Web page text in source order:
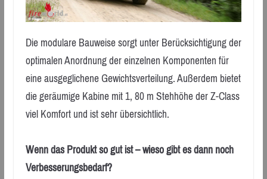
Die modulare Bauweise sorgt unter Berücksichtigung der
optimalen Anordnung der einzelnen Komponenten für
eine ausgeglichene Gewichtsverteilung. Außerdem bietet
die geräumige Kabine mit 1, 80 m Stehhöhe der Z-Class
viel Komfort und ist sehr übersichtlich.
Wenn das Produkt so gut ist – wieso gibt es dann noch
Verbesserungsbedarf?